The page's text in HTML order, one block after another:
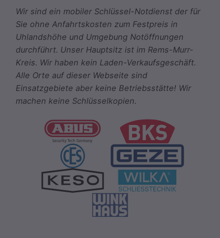
Wir sind ein mobiler Schlüssel-Notdienst der für
Sie ohne Anfahrtskosten zum Festpreis in
Uhlandshöhe und Umgebung Notöffnungen
durchführt. Unser Hauptsitz ist im Rems-Murr-
Kreis. Wir haben kein Laden-Verkaufsgeschäft.
Alle Orte auf dieser Webseite sind
Einsatzgebiete aber keine Betriebsstätte! Wir
machen keine Schlüsselkopien.